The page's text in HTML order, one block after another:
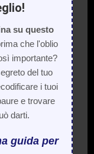
su questo
che l'oblio
importante?
del tuo
i tuoi
e trovare
darti.
guida per